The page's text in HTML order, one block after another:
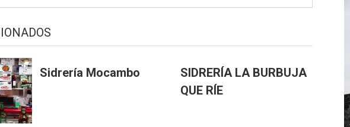
Sidrería Mocambo
SIDRERÍA LA BURBUJA
QUE RÍE